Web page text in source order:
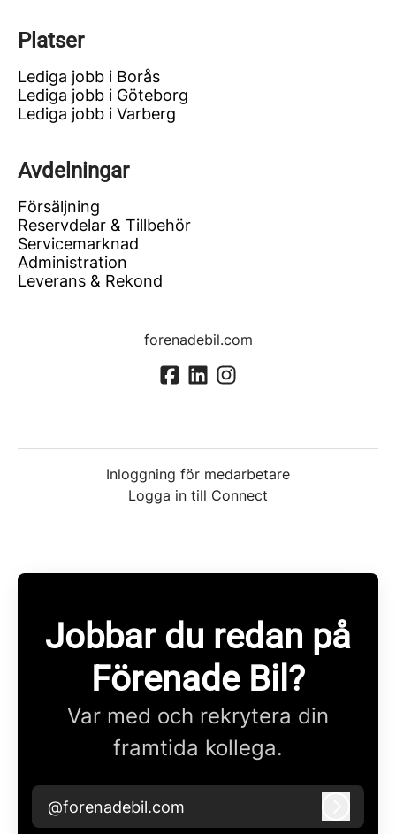
Platser
Lediga jobb i Borås
Lediga jobb i Göteborg
Lediga jobb i Varberg
Avdelningar
Försäljning
Reservdelar & Tillbehör
Servicemarknad
Administration
Leverans & Rekond
forenadebil.com
Inloggning för medarbetare
Logga in till Connect
Jobbar du redan på
Förenade Bil?
Var med och rekrytera din
framtida kollega.
@forenadebil.com